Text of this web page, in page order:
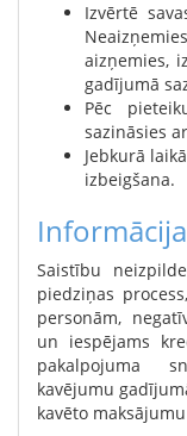
Izvērtē
aizņemies,
gadījumā
Pēc
sazināsies
Jebkurā
izbeigšana.
Saistību
piedziņas
personām,
un iespējams
pakalpojuma
kavējumu
kavēto